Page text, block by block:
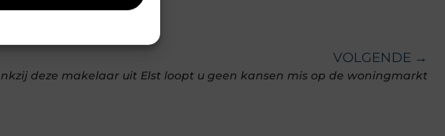
VOLGENDE →
deze makelaar uit Elst loopt u geen kansen mis op de woningmarkt